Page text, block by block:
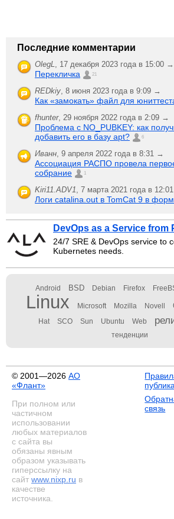
Последние комментарии
OlegL, 17 декабря 2023 года в 15:00 →
Перекличка 21
REDkiy, 8 июня 2023 года в 9:09 →
Как «замокать» файл для
fhunter, 29 ноября 2022 года в 2:09 →
Проблема с NO_PUBKEY: как
добавить его в базу apt?
6
Иванн, 9 апреля 2022 года в 8:31 →
Ассоциация РАСПО провела
собрание
1
Kiri11.ADV1, 7 марта 2021 года в
Логи catalina.out в TomCat 9 в
DevOps as a Service from
24/7 SRE & DevOps service to
Kubernetes needs.
Android BSD Debian Firefox
Linux Microsoft Mozilla Novell
Hat SCO Sun Ubuntu Web
тенденции
© 2001—2026 АО
«Флант»
При полном или
частичном
использовании
любых материалов
с сайта вы
обязаны явным
образом указывать
гиперссылку на
сайт www.nixp.ru в
качестве
источника.
связь